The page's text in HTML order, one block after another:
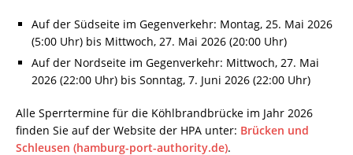
Auf der Südseite im Gegenverkehr: Montag, 25. Mai 2026
(5:00 Uhr) bis Mittwoch, 27. Mai 2026 (20:00 Uhr)
Auf der Nordseite im Gegenverkehr: Mittwoch, 27. Mai
2026 (22:00 Uhr) bis Sonntag, 7. Juni 2026 (22:00 Uhr)
Alle Sperrtermine für die Köhlbrandbrücke im Jahr 2026
finden Sie auf der Website der HPA unter: Brücken und
Schleusen (hamburg-port-authority.de).